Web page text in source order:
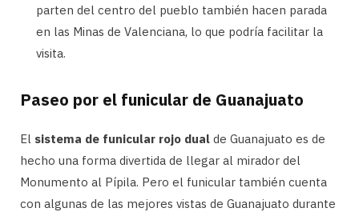
parten del centro del pueblo también hacen parada
en las Minas de Valenciana, lo que podría facilitar la
visita.
Paseo por el funicular de Guanajuato
El sistema de funicular rojo dual de Guanajuato es de
hecho una forma divertida de llegar al mirador del
Monumento al Pípila. Pero el funicular también cuenta
con algunas de las mejores vistas de Guanajuato durante